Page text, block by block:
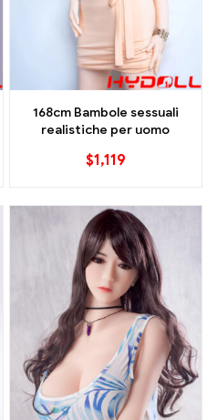
168cm Bambole sessuali
realistiche per uomo
$1,119